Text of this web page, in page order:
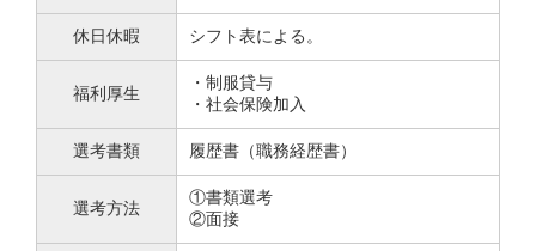
休日休暇 シフト表による。
福利厚生
・制服貸与
・社会保険加入
選考書類 履歴書（職務経歴書）
選考方法
①書類選考
②面接